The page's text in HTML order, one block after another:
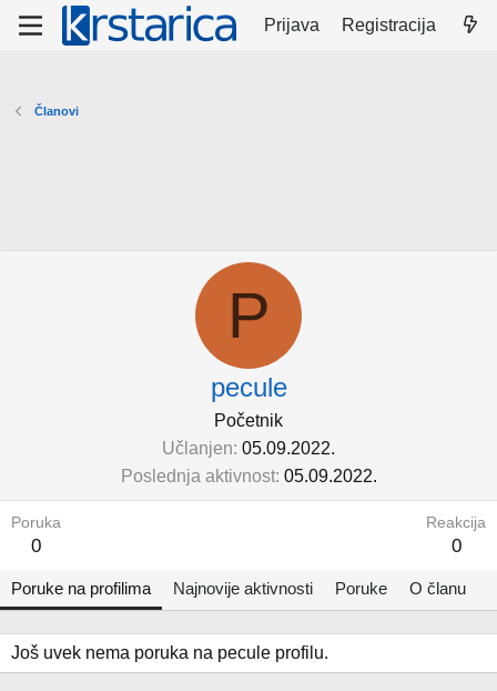
Prijava Registracija
Članovi
P
pecule
Početnik
Učlanjen 05.09.2022.
Poslednja aktivnost 05.09.2022.
Poruka
0
Reakcija
0
Poruke na profilima Najnovije aktivnosti Poruke O članu
Još uvek nema poruka na pecule profilu.